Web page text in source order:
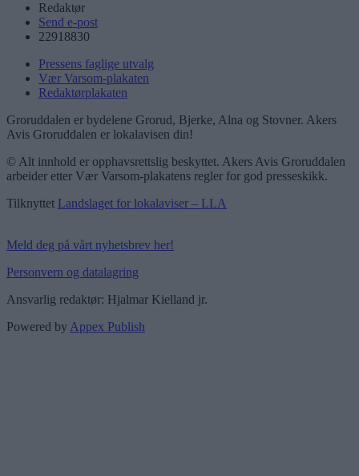
Redaktør
Send e-post
22918830
Pressens faglige utvalg
Vær Varsom-plakaten
Redaktørplakaten
Groruddalen er bydelene Grorud, Bjerke, Alna og Stovner. Akers
Avis Groruddalen er lokalavisen din!
© Alt innhold er opphavsrettslig beskyttet. Akers Avis Groruddalen
arbeider etter Vær Varsom-plakatens regler for god presseskikk.
Tilknyttet Landslaget for lokalaviser – LLA
Meld deg på vårt nyhetsbrev her!
Personvern og datalagring
Ansvarlig redaktør: Hjalmar Kielland jr.
Powered by Appex Publish